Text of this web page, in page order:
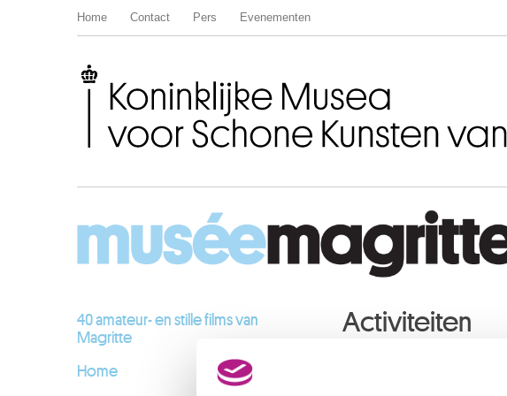
Home Contact Pers Evenementen
40 amateur- en stille films van
Magritte
Home
Activiteiten